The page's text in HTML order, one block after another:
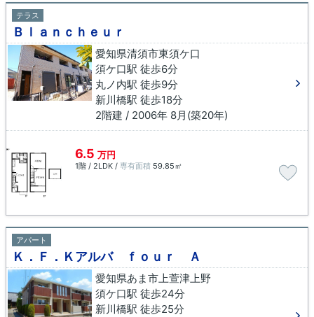
テラス
Ｂｌａｎｃｈｅｕｒ
愛知県清須市東須ケ口
須ケ口駅 徒歩6分
丸ノ内駅 徒歩9分
新川橋駅 徒歩18分
2階建 / 2006年 8月(築20年)
6.5 万円
1階 / 2LDK / 専有面積 59.85㎡
アパート
Ｋ．Ｆ．Ｋアルバ ｆｏｕｒ Ａ
愛知県あま市上萱津上野
須ケ口駅 徒歩24分
新川橋駅 徒歩25分